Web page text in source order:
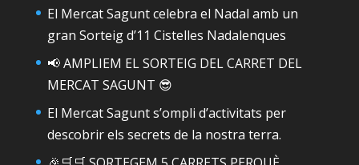
El Mercat Sagunt celebra el Nadal amb un
gran Sorteig d’11 Cistelles Nadalenques
📢 AMPLIEM EL SORTEIG DEL CARRET DEL
MERCAT SAGUNT 😎
El Mercat Sagunt s’ompli d’activitats per
descobrir els secrets de la nostra terra.